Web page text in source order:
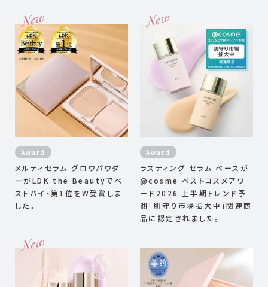
Award
メルティセラム グロウパウダ
ーがLDK the Beautyでベ
ストバイ・第1位をW受賞しま
した。
Award
ラスティング セラム ベースが
@cosme ベストコスメアワ
ード2026 上半期トレンド予
測「肌守り市場拡大中」関連商
品に認定されました。